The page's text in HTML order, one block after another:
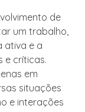
de
um trabalho,
ativa e a
e críticas.
em
situações
e interações